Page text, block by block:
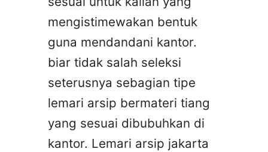
mengistimewakan bentuk
guna mendandani kantor.
biar tidak salah seleksi
seterusnya sebagian tipe
lemari arsip bermateri tiang
yang sesuai dibubuhkan di
kantor. Lemari arsip jakarta